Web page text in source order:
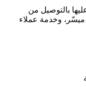
من
وخدمة عملاء